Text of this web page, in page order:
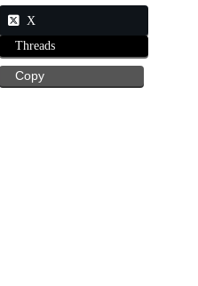
X
Threads
Copy